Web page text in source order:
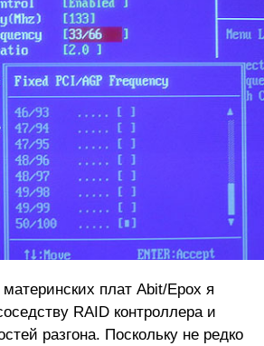
плат Abit/Epox я
RAID контроллера и
разгона. Поскольку не редко